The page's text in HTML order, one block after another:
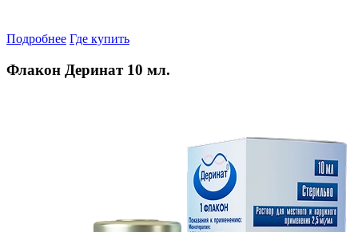
Подробнее Где купить
Флакон Деринат 10 мл.